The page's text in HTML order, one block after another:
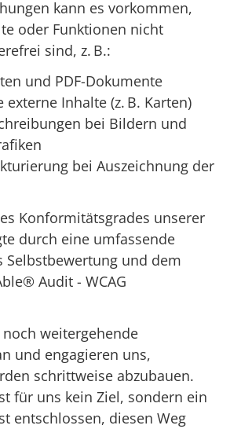
kann es vorkommen,
oder Funktionen nicht
sind, z. B.:
und PDF-Dokumente
externe Inhalte (z. B. Karten)
bei Bildern und
bei Auszeichnung der
Konformitätsgrades unserer
durch eine umfassende
Selbstbewertung und dem
Audit - WCAG
weitergehende
und engagieren uns,
schrittweise abzubauen.
für uns kein Ziel, sondern ein
entschlossen, diesen Weg